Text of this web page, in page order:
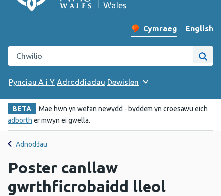
Newid iaith y wefan
Cymraeg English
–
Chwilio gwefan Iechyd Cyhoeddus Cymru
Pynciau A i Y Adroddiadau Dewislen
BETA
Mae hwn yn wefan newydd - byddem yn croesawu eich
adborth er mwyn ei gwella.
Adnoddau
Poster canllaw
gwrthficrobaidd lleol